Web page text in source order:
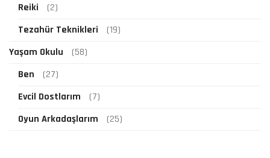
Reiki
(2)
Tezahür Teknikleri
(19)
Yaşam Okulu
(58)
Ben
(27)
Evcil Dostlarım
(7)
Oyun Arkadaşlarım
(25)